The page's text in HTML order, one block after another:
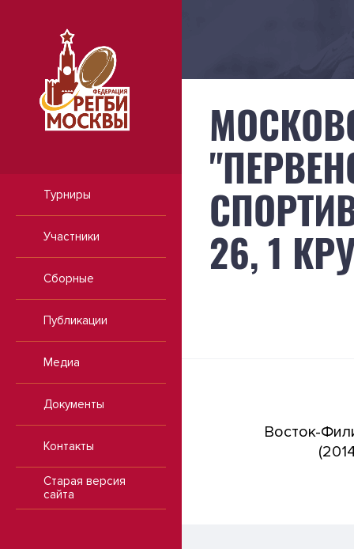
Турниры
Участники
Сборные
Публикации
Медиа
Документы
Контакты
Старая версия
сайта
26, 1
Восток-